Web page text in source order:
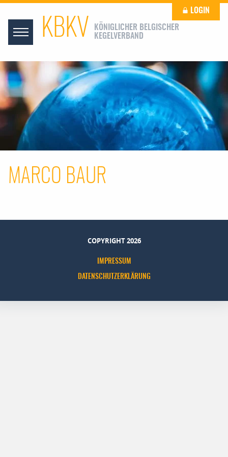
KBKV
KÖNIGLICHER BELGISCHER
KEGELVERBAND
LOGIN
MARCO BAUR
COPYRIGHT 2026
IMPRESSUM
DATENSCHUTZERKLÄRUNG